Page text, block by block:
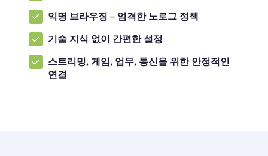
익명 브라우징 – 엄격한 노로그 정책
기술 지식 없이 간편한 설정
스트리밍, 게임, 업무, 통신을 위한 안정적인
연결